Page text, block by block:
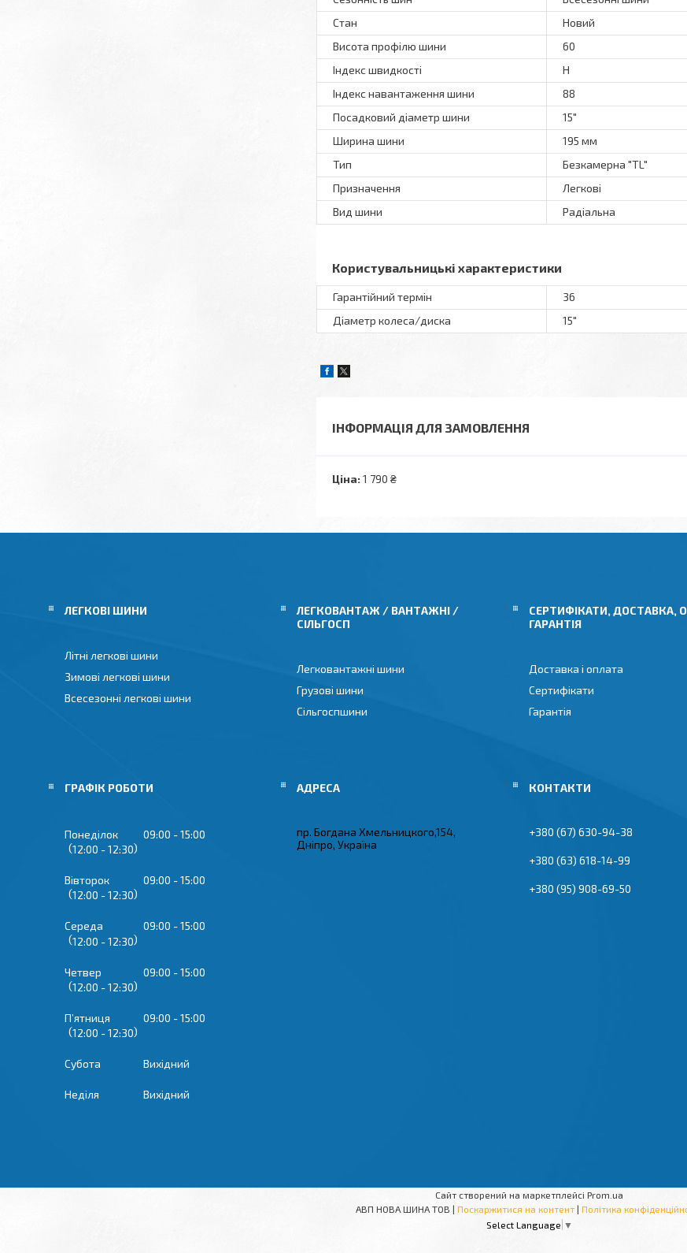
Стан
Новий
Висота профілю шини
60
Індекс швидкості
H
Індекс навантаження шини
88
Посадковий діаметр шини
15"
Ширина шини
195 мм
Тип
Безкамерна "TL"
Призначення
Легкові
Вид шини
Радіальна
Користувальницькі характеристики
Гарантійний термін
36
Діаметр колеса/диска
15"
ІНФОРМАЦІЯ ДЛЯ ЗАМОВЛЕННЯ
Ціна: 1 790 ₴
ЛЕГКОВІ ШИНИ
Літні легкові шини
Зимові легкові шини
Всесезонні легкові шини
ЛЕГКОВАНТАЖ / ВАНТАЖНІ /
СІЛЬГОСП
Легковантажні шини
Грузові шини
Сільгоспшини
СЕРТИФІКАТИ, ДОСТАВКА,
ГАРАНТІЯ
Доставка і оплата
Сертифікати
Гарантія
ГРАФІК РОБОТИ
Понеділок 09:00
15:00
12:00
12:30
Вівторок 09:00
15:00
12:00
12:30
Середа 09:00
15:00
12:00
12:30
Четвер 09:00
15:00
12:00
12:30
Пʼятниця 09:00
15:00
12:00
12:30
Субота Вихідний
Неділя Вихідний
пр. Богдана Хмельницкого,154,
Дніпро, Україна
+380 (67) 630-94-38
+380 (63) 618-14-99
+380 (95) 908-69-50
Сайт створений на маркетплейсі Prom.ua
АВП НОВА ШИНА ТОВ | Поскаржитися на контент | Політика
Select Language ▼